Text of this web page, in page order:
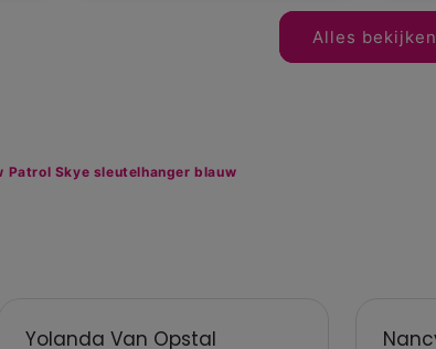
Alles bekijken
Patrol Skye sleutelhanger blauw